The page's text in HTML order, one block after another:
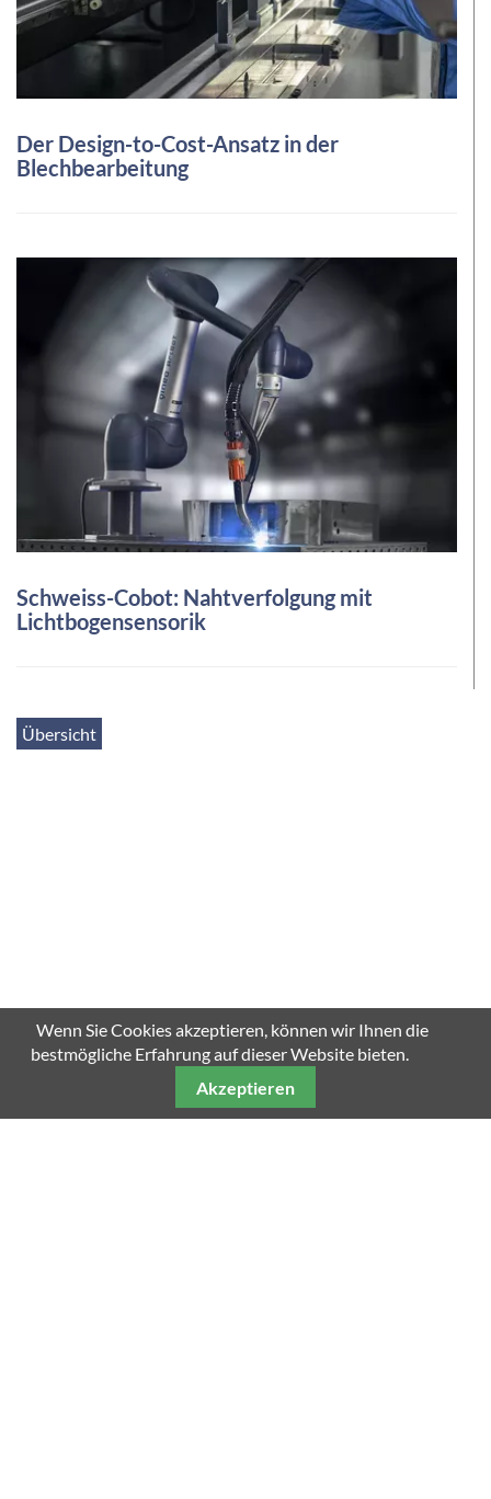
Der Design-to-Cost-Ansatz in der
Blechbearbeitung
Schweiss-Cobot: Nahtverfolgung mit
Lichtbogensensorik
Übersicht
Wenn Sie Cookies akzeptieren, können wir Ihnen die
bestmögliche Erfahrung auf dieser Website bieten.
Akzeptieren